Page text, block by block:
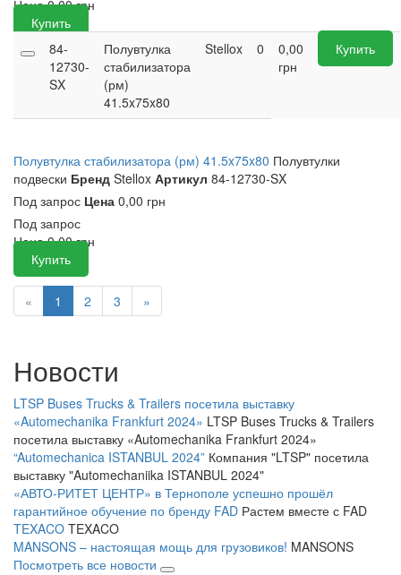
Цена 0,00грн
Купить
84-
12730-
SX
Полувтулка
стабилизатора
(рм)
41.5x75x80
Stellox 0
0,00
грн
Купить
Полувтулка стабилизатора (рм) 41.5x75x80 Полувтулки
подвески Бренд Stellox Артикул 84-12730-SX
Под запрос Цена 0,00 грн
Под запрос
Цена 0,00грн
Купить
« 1 2 3 »
Новости
LTSP Buses Trucks & Trailers посетила выставку
«Automechanika Frankfurt 2024» LTSP Buses Trucks & Trailers
посетила выставку «Automechanika Frankfurt 2024»
“Automechanica ISTANBUL 2024” Компания "LTSP" посетила
выставку "Automechaniika ISTANBUL 2024"
«АВТО-РИТЕТ ЦЕНТР» в Тернополе успешно прошёл
гарантийное обучение по бренду FAD Растем вместе с FAD
TEXACO TEXACO
MANSONS – настоящая мощь для грузовиков! MANSONS
Посмотреть все новости